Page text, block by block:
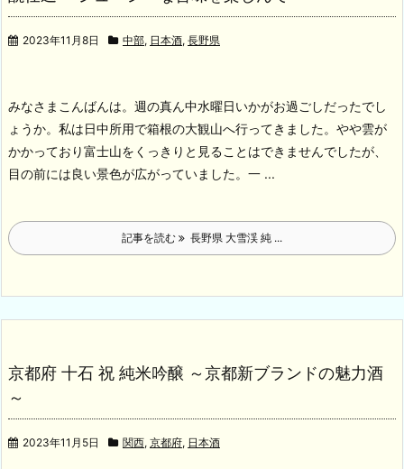
2023年11月8日 中部, 日本酒, 長野県
みなさまこんばんは。週の真ん中水曜日いかがお過ごしだったでし
ょうか。私は日中所用で箱根の大観山へ行ってきました。 やや雲が
かかっており富士山をくっきりと見ることはできませんでしたが、
目の前には良い景色が広がっていました。一 ...
記事を読む 長野県 大雪渓 純 ...
京都府 十石 祝 純米吟醸 ～京都新ブランドの魅力酒
～
2023年11月5日 関西, 京都府, 日本酒